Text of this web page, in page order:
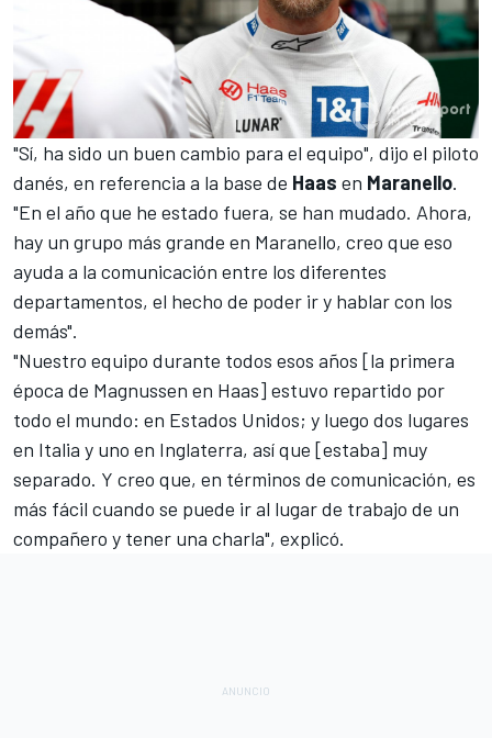
"Sí, ha sido un buen cambio para el equipo", dijo el piloto
danés, en referencia a la base de Haas en Maranello.
"En el año que he estado fuera, se han mudado. Ahora,
hay un grupo más grande en Maranello, creo que eso
ayuda a la comunicación entre los diferentes
departamentos, el hecho de poder ir y hablar con los
demás".
"Nuestro equipo durante todos esos años [la primera
época de Magnussen en Haas] estuvo repartido por
todo el mundo: en Estados Unidos; y luego dos lugares
en Italia y uno en Inglaterra, así que [estaba] muy
separado. Y creo que, en términos de comunicación, es
más fácil cuando se puede ir al lugar de trabajo de un
compañero y tener una charla", explicó.